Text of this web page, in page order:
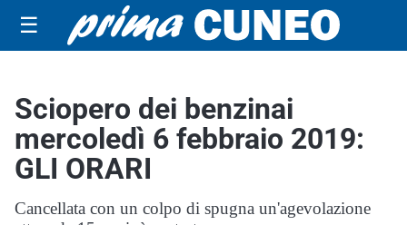
☰
Sciopero dei benzinai
mercoledì 6 febbraio 2019:
GLI ORARI
Cancellata con un colpo di spugna un'agevolazione